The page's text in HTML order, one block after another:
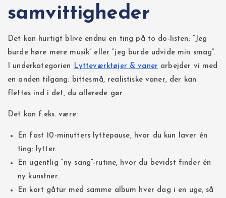
samvittigheder
Det kan hurtigt blive endnu en ting på to do-listen: “Jeg
burde høre mere musik” eller “jeg burde udvide min smag”.
I underkategorien Lytteværktøjer & vaner arbejder vi med
en anden tilgang: bittesmå, realistiske vaner, der kan
flettes ind i det, du allerede gør.
Det kan f.eks. være:
En fast 10-minutters lyttepause, hvor du kun laver én
ting: lytter.
En ugentlig “ny sang”-rutine, hvor du bevidst finder én
ny kunstner.
En kort gåtur med samme album hver dag i en uge, så